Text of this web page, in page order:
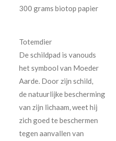
300 grams biotop papier
Totemdier
De schildpad is vanouds
het symbool van Moeder
Aarde. Door zijn schild,
de natuurlijke bescherming
van zijn lichaam, weet hij
zich goed te beschermen
tegen aanvallen van